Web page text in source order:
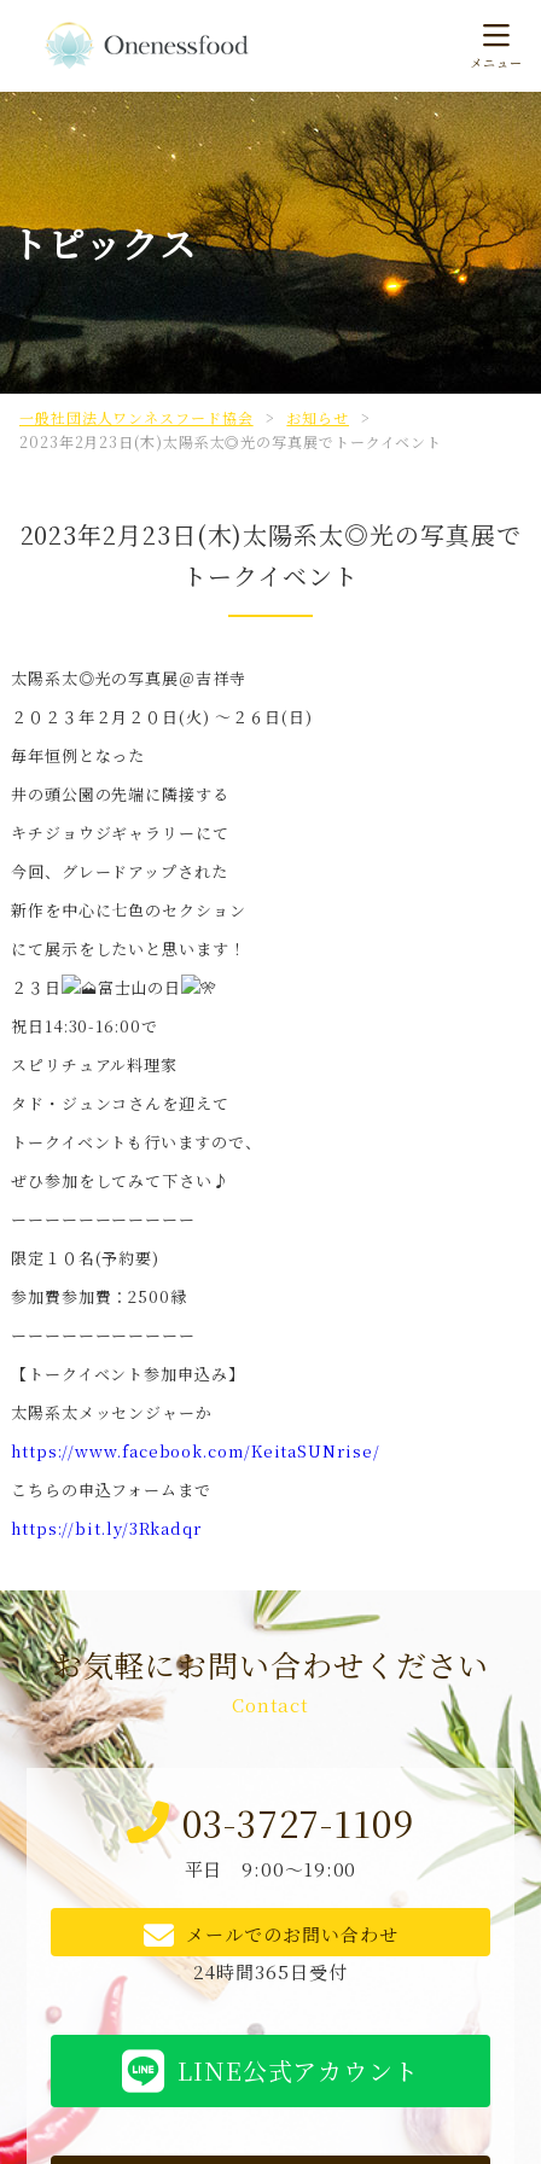
トピックス
一般社団法人ワンネスフード協会 > お知らせ
>
2023年2月23日(木)太陽系太◎光の写真展でトークイベント
2023年2月23日(木)太陽系太◎光の写真展で
トークイベント
太陽系太◎光の写真展＠吉祥寺
２０２３年２月２０日(火) 〜２６日(日)
毎年恒例となった
井の頭公園の先端に隣接する
キチジョウジギャラリーにて
今回、グレードアップされた
新作を中心に七色のセクション
にて展示をしたいと思います！
２３日
富士山の日
祝日14:30-16:00で
スピリチュアル料理家
タド・ジュンコさんを迎えて
トークイベントも行いますので、
ぜひ参加をしてみて下さい♪
ーーーーーーーーーーー
限定１０名(予約要)
参加費参加費：2500縁
ーーーーーーーーーーー
【トークイベント参加申込み】
太陽系太メッセンジャーか
https://www.facebook.com/KeitaSUNrise/
こちらの申込フォームまで
https://bit.ly/3Rkadqr
お気軽にお問い合わせください
Contact
03-3727-1109
平日 9:00～19:00
メールでのお問い合わせ
24時間365日受付
LINE公式アカウント